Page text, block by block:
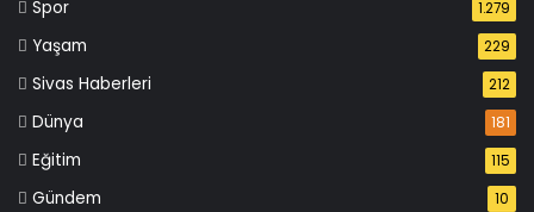
Spor 1.279
Yaşam 229
Sivas Haberleri 212
Dünya 181
Eğitim 115
Gündem 10